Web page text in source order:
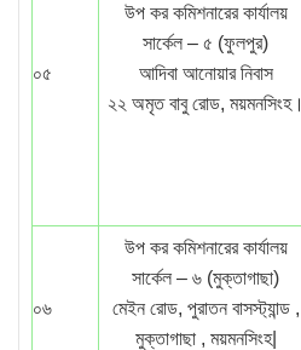
০৫
উপ কর কমিশনারের কার্যালয়
সার্কেল – ৫ (ফুলপুর)
আদিবা আনোয়ার নিবাস
২২ অমৃত বাবু রোড, ময়মনসিংহ।
০৬
উপ কর কমিশনারের কার্যালয়
সার্কেল – ৬ (মুক্তাগাছা)
মেইন রোড, পুরাতন বাসস্ট্যান্ড ,
মুক্তাগাছা , ময়মনসিংহ|